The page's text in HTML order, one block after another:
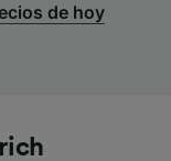
de hoy